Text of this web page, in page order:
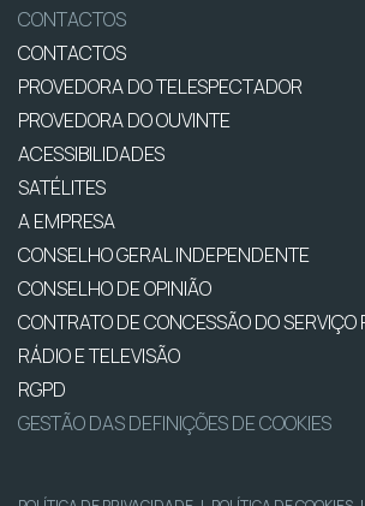
CONTACTOS
CONTACTOS
PROVEDORA DO TELESPECTADOR
PROVEDORA DO OUVINTE
ACESSIBILIDADES
SATÉLITES
A EMPRESA
CONSELHO GERAL INDEPENDENTE
CONSELHO DE OPINIÃO
CONTRATO DE CONCESSÃO DO SERVIÇO
RÁDIO E TELEVISÃO
RGPD
GESTÃO DAS DEFINIÇÕES DE COOKIES